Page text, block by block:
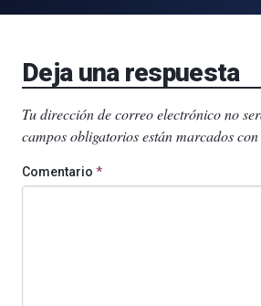
Deja una respuesta
Tu dirección de correo electrónico no
campos obligatorios están marcados con
Comentario *